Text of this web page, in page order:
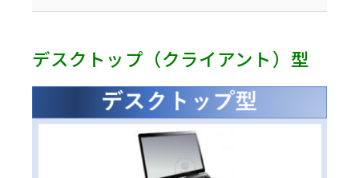
デスクトップ（クライアント）型